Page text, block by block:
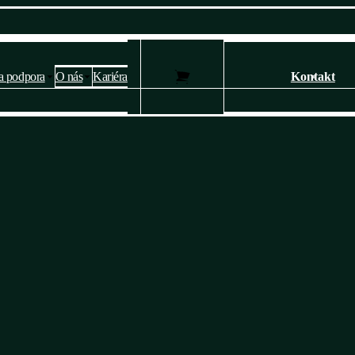
podpora O nás Kariéra Kontakt
Nastavení soukromí a cookies 🍪